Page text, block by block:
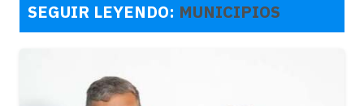
SEGUIR LEYENDO: MUNICIPIOS